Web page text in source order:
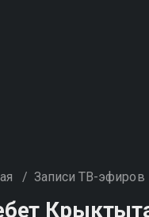
/ Записи ТВ-эфиров